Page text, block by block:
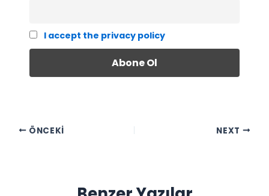
I accept the privacy policy
ÖNCEKI NEXT